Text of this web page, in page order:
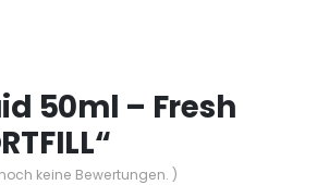
50ml – Fresh
keine Bewertungen. )